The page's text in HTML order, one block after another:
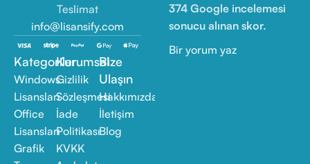
Teslimat
info@lisansify.com
Kategoriler
Windows
Lisansları
Office
Lisansları
Grafik
Kurumsal
Gizlilik
Sözleşmesi
İade
Politikası
KVKK
Bize
Ulaşın
Hakkımızda
İletişim
Blog
374 Google incelemesi
sonucu alınan skor.
Bir yorum yaz